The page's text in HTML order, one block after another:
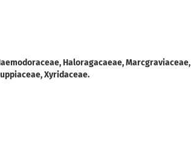
Haloragacaeae, Marcgraviaceae,
Xyridaceae.